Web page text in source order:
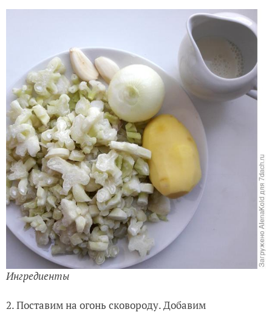
Ингредиенты
2. Поставим на огонь сковороду. Добавим